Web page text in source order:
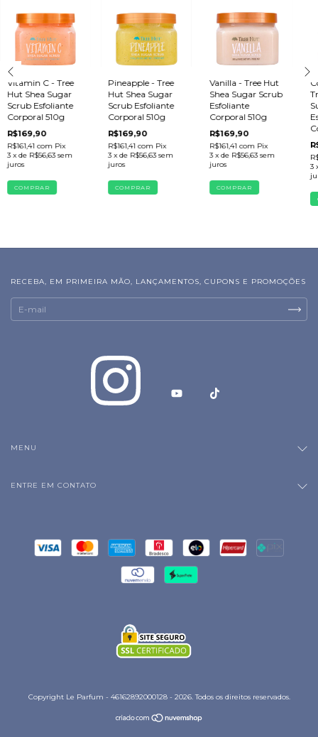
Vitamin C - Tree
Hut Shea Sugar
Scrub Esfoliante
Corporal 510g
R$169,90
R$161,41 com Pix
3 x de R$56,63 sem
juros
Pineapple - Tree
Hut Shea Sugar
Scrub Esfoliante
Corporal 510g
R$169,90
R$161,41com Pix
3 x de R$56,63 sem
juros
Vanilla - Tree Hut
Shea Sugar Scrub
Esfoliante
Corporal 510g
R$169,90
R$161,41 com Pix
3 x de R$56,63 sem
juros
3
RECEBA, EM PRIMEIRA MÃO, LANÇAMENTOS, CUPONS E PROMOÇÕES
MENU
ENTRE EM CONTATO
Copyright Le Parfum - 46162892000128 - 2026. Todos os direitos reservados.